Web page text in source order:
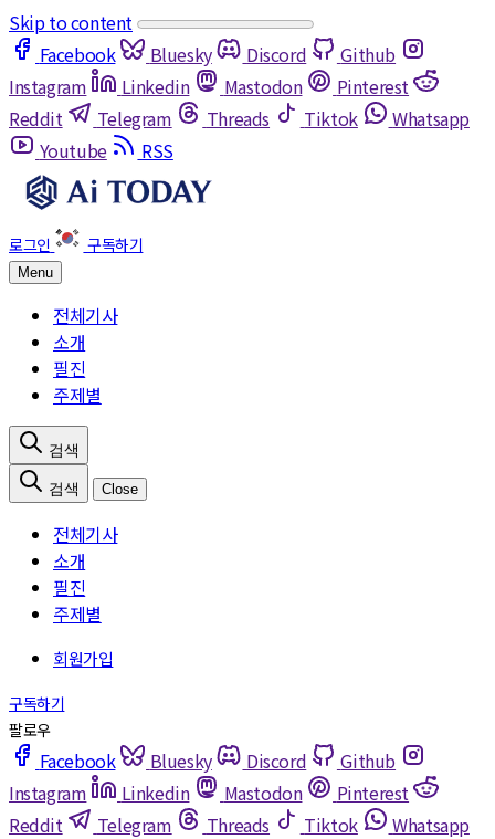
Skip to content
Facebook
Bluesky Discord
Github
Instagram
Linkedin Mastodon
Pinterest
Reddit
Telegram Threads Tiktok
Whatsapp
Youtube
RSS
Menu
전체기사
소개
필진
주제별
Close
전체기사
소개
필진
주제별
Facebook Bluesky Discord
Github
Instagram
Linkedin Mastodon
Pinterest
Reddit
Telegram Threads Tiktok
Whatsapp